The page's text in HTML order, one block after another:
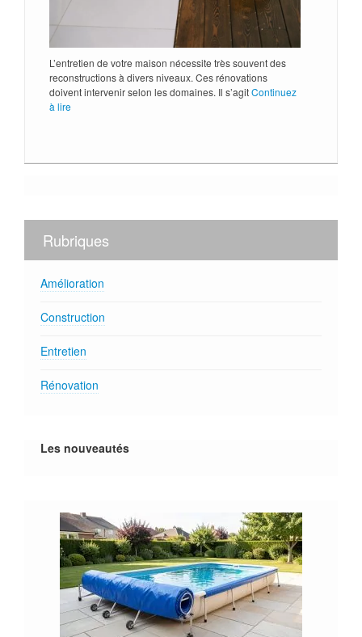
L’entretien de votre maison nécessite très souvent des
reconstructions à divers niveaux. Ces rénovations
doivent intervenir selon les domaines. Il s’agitContinuez
à lire
Rubriques
Amélioration
Construction
Entretien
Rénovation
Les nouveautés